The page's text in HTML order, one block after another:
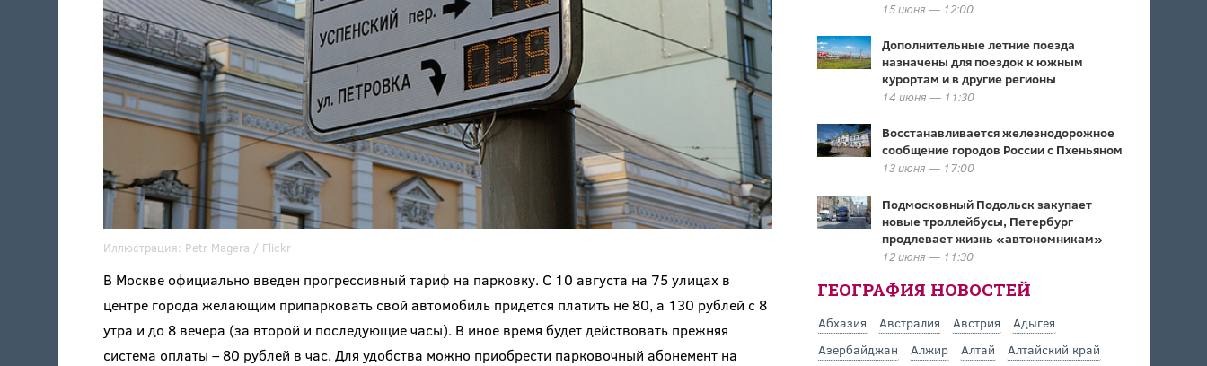
Иллюстрация: Petr Magera / Flickr
В Москве официально введен прогрессивный тариф на парковку. С 10 августа на 75 улицах в
центре города желающим припарковать свой автомобиль придется платить не 80, а 130 рублей с 8
утра и до 8 вечера (за второй и последующие часы). В иное время будет действовать прежняя
система оплаты – 80 рублей в час. Для удобства можно приобрести парковочный абонемент на
15 июня — 12:00
Дополнительные летние поезда
назначены для поездок к южным
курортам и в другие регионы
14 июня — 11:30
Восстанавливается железнодорожное
сообщение городов России с Пхеньяном
13 июня — 17:00
Подмосковный Подольск закупает
новые троллейбусы, Петербург
продлевает жизнь «автономникам»
12 июня — 11:30
ГЕОГРАФИЯ НОВОСТЕЙ
Абхазия Австралия Австрия
Адыгея
Азербайджан
Алжир Алтай
Алтайский край